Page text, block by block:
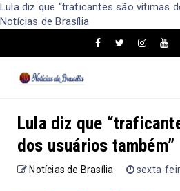
Lula diz que “traficantes são vítimas
Notícias de Brasília
Lula diz que
dos usuários também”
Notícias de Brasília sexta-